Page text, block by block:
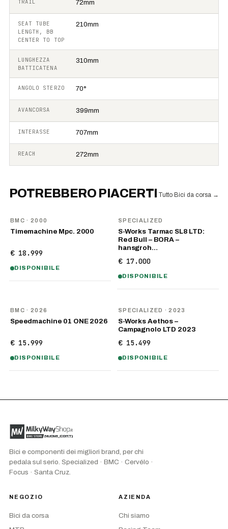
TRAIL 72mm
SEAT TUBE
LENGTH, BB
CENTER TO TOP
210mm
LUNGHEZZA
BATTICATENA
310mm
ANGOLO STERZO 70°
AVANCORSA 399mm
INTERASSE 707mm
REACH 272mm
POTREBBERO PIACERTI Tutto Bici da corsa →
BMC · 2000
Timemachine Mpc. 2000
€ 18.999
DISPONIBILE
SPECIALIZED
S-Works Tarmac SL8 LTD:
Red Bull – BORA –
hansgroh…
€ 17.000
DISPONIBILE
BMC · 2026
Speedmachine 01 ONE 2026
€ 15.999
DISPONIBILE
SPECIALIZED · 2023
S-Works Aethos –
Campagnolo LTD 2023
€ 15.499
DISPONIBILE
Bici e componenti dei migliori brand, per chi
pedala sul serio. Specialized · BMC · Cervélo ·
Focus · Santa Cruz.
NEGOZIO
Bici da corsa
AZIENDA
Chi siamo